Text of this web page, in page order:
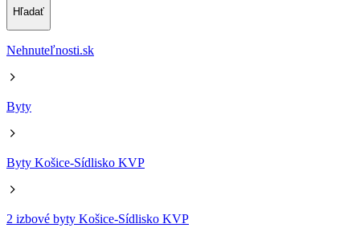
Hľadať
Nehnuteľnosti.sk
Byty
Byty Košice-Sídlisko KVP
2 izbové byty Košice-Sídlisko KVP